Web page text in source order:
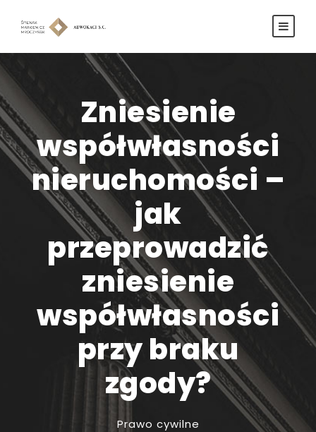
Zniesienie
współwłasności
nieruchomości –
jak
przeprowadzić
zniesienie
współwłasności
przy braku
zgody?
Prawo cywilne